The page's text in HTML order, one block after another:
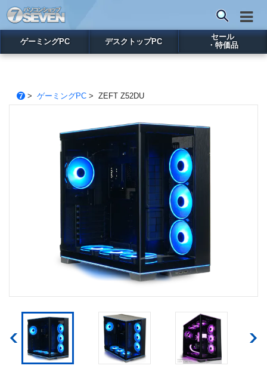
ゲーミングPC デスクトップPC
セール
・特価品
> ゲーミングPC> ZEFT Z52DU